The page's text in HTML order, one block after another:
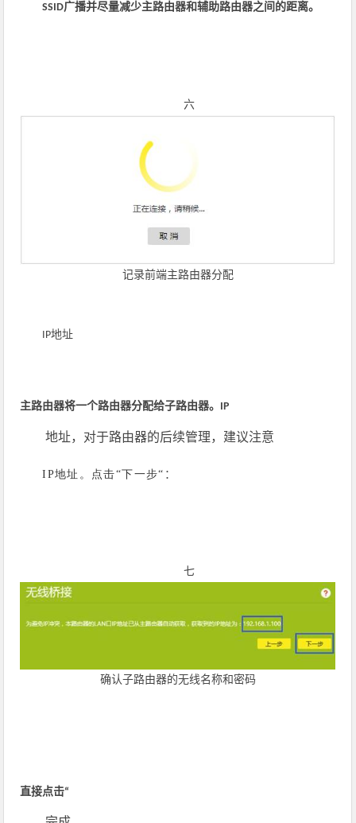
SSID广播并尽量减少主路由器和辅助路由器之间的距离。
六
记录前端主路由器分配
IP地址
主路由器将一个路由器分配给子路由器。 IP
地址，对于路由器的后续管理，建议注意
IP地址。点击“下一步“ ：
七
确认子路由器的无线名称和密码
直接点击“